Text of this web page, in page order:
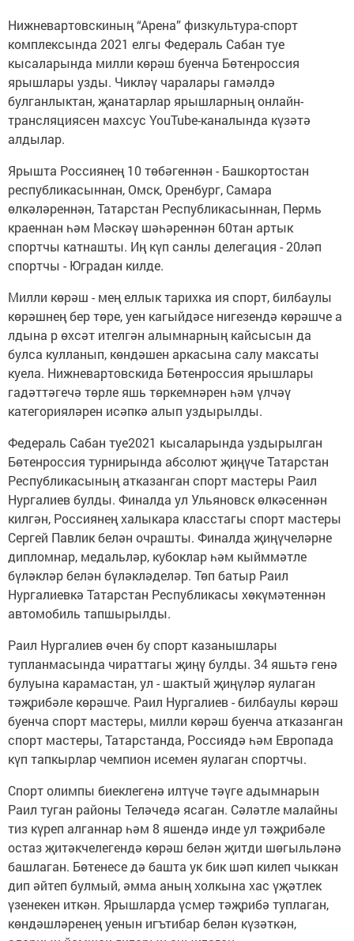
Нижневартовскиның “Арена” физкультура-спорт
комплексында 2021 елгы Федераль Сабан туе
кысаларында милли көрәш буенча Бөтенроссия
ярышлары узды. Чикләү чаралары гамәлдә
булганлыктан, җанатарлар ярышларның онлайн-
трансляциясен махсус YouTube-каналында күзәтә
алдылар.
Ярышта Россиянең 10 төбәгеннән - Башкортостан
республикасыннан, Омск, Оренбург, Самара
өлкәләреннән, Татарстан Республикасыннан, Пермь
краеннан һәм Мәскәү шәһәреннән 60тан артык
спортчы катнашты. Иң күп санлы делегация - 20ләп
спортчы - Юградан килде.
Милли көрәш - мең еллык тарихка ия спорт, билбаулы
көрәшнең бер төре, уен кагыйдәсе нигезендә көрәшче а
лдына р өхсәт ителгән алымнарның кайсысын да
булса кулланып, көндәшен аркасына салу максаты
куела. Нижневартовскида Бөтенроссия ярышлары
гадәттәгечә төрле яшь төркемнәрен һәм үлчәү
категорияләрен исәпкә алып уздырылды.
Федераль Сабан туе2021 кысаларында уздырылган
Бөтенроссия турнирында абсолют җиңүче Татарстан
Республикасының атказанган спорт мастеры Раил
Нургалиев булды. Финалда ул Ульяновск өлкәсеннән
килгән, Россиянең халыкара класстагы спорт мастеры
Сергей Павлик белән очрашты. Финалда җиңүчеләрне
дипломнар, медальләр, кубоклар һәм кыйммәтле
бүләкләр белән бүләкләделәр. Төп батыр Раил
Нургалиевкә Татарстан Республикасы хөкүмәтеннән
автомобиль тапшырылды.
Раил Нургалиев өчен бу спорт казанышлары
тупланмасында чираттагы җиңү булды. 34 яшьтә генә
булуына карамастан, ул - шактый җиңүләр яулаган
тәҗрибәле көрәшче. Раил Нургалиев - билбаулы көрәш
буенча спорт мастеры, милли көрәш буенча атказанган
спорт мастеры, Татарстанда, Россиядә һәм Европада
күп тапкырлар чемпион исемен яулаган спортчы.
Спорт олимпы биеклегенә илтүче тәүге адымнарын
Раил туган районы Теләчедә ясаган. Сәләтле малайны
тиз күреп алганнар һәм 8 яшендә инде ул тәҗрибәле
остаз җитәкчелегендә көрәш белән җитди шөгыльләнә
башлаган. Бөтенесе дә башта ук бик шәп килеп чыккан
дип әйтеп булмый, әмма аның холкына хас үҗәтлек
үзенекен иткән. Ярышларда үсмер тәҗрибә туплаган,
көндәшләренең уенын игътибар белән күзәткән,